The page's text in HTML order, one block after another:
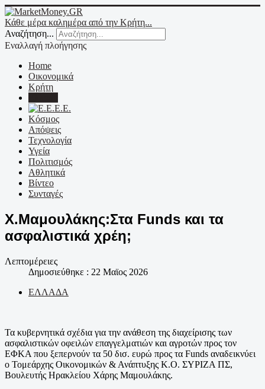
Κάθε μέρα καλημέρα από την Κρήτη...
Αναζήτηση...
Εναλλαγή πλοήγησης
Home
Οικονομικά
Κρήτη
Ε.Ε.
Κόσμος
Απόψεις
Τεχνολογία
Υγεία
Πολιτισμός
Αθλητικά
Βίντεο
Συνταγές
Χ.Μαμουλάκης:Στα Funds και τα
ασφαλιστικά χρέη;
Λεπτομέρειες
Δημοσιεύθηκε : 22 Μαϊος 2026
ΕΛΛΑΔΑ
Τα κυβερνητικά σχέδια για την ανάθεση της διαχείρισης των
ασφαλιστικών οφειλών επαγγελματιών και αγροτών προς τον
ΕΦΚΑ που ξεπερνούν τα 50 δισ. ευρώ προς τα Funds αναδεικνύει
ο Τομεάρχης Οικονομικών & Ανάπτυξης Κ.Ο. ΣΥΡΙΖΑ ΠΣ,
Βουλευτής Ηρακλείου Χάρης Μαμουλάκης.